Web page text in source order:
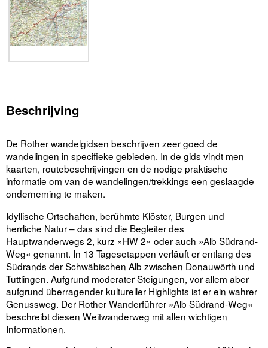
Beschrijving
De Rother wandelgidsen beschrijven zeer goed de
wandelingen in specifieke gebieden. In de gids vindt men
kaarten, routebeschrijvingen en de nodige praktische
informatie om van de wandelingen/trekkings een geslaagde
onderneming te maken.
Idyllische Ortschaften, berühmte Klöster, Burgen und
herrliche Natur – das sind die Begleiter des
Hauptwanderwegs 2, kurz »HW 2« oder auch »Alb Südrand-
Weg« genannt. In 13 Tagesetappen verläuft er entlang des
Südrands der Schwäbischen Alb zwischen Donauwörth und
Tuttlingen. Aufgrund moderater Steigungen, vor allem aber
aufgrund überragender kultureller Highlights ist er ein wahrer
Genussweg. Der Rother Wanderführer »Alb Südrand-Weg«
beschreibt diesen Weitwanderweg mit allen wichtigen
Informationen.